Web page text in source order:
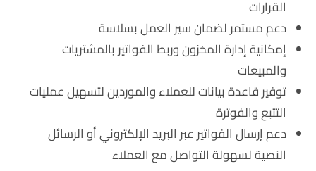
القرارات
دعم مستمر لضمان سير العمل بسلاسة
إمكانية إدارة المخزون وربط الفواتير بالمشتريات
والمبيعات
توفير قاعدة بيانات للعملاء والموردين لتسهيل عمليات
التتبع والفوترة
دعم إرسال الفواتير عبر البريد الإلكتروني أو الرسائل
النصية لسهولة التواصل مع العملاء